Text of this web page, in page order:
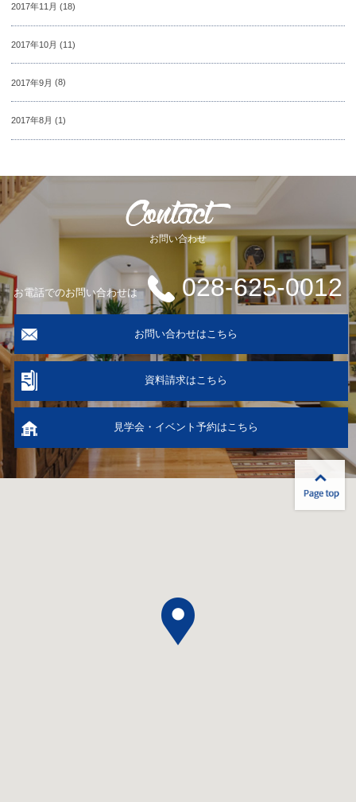
2017年11月 (18)
2017年10月 (11)
2017年9月 (8)
2017年8月 (1)
お問い合わせ
お電話でのお問い合わせは 028-625-0012
お問い合わせはこちら
資料請求はこちら
見学会・イベント予約はこちら